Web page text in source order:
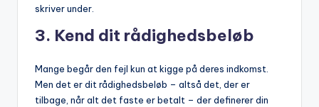
skriver under.
3. Kend dit rådighedsbeløb
Mange begår den fejl kun at kigge på deres indkomst.
Men det er dit rådighedsbeløb – altså det, der er
tilbage, når alt det faste er betalt – der definerer din